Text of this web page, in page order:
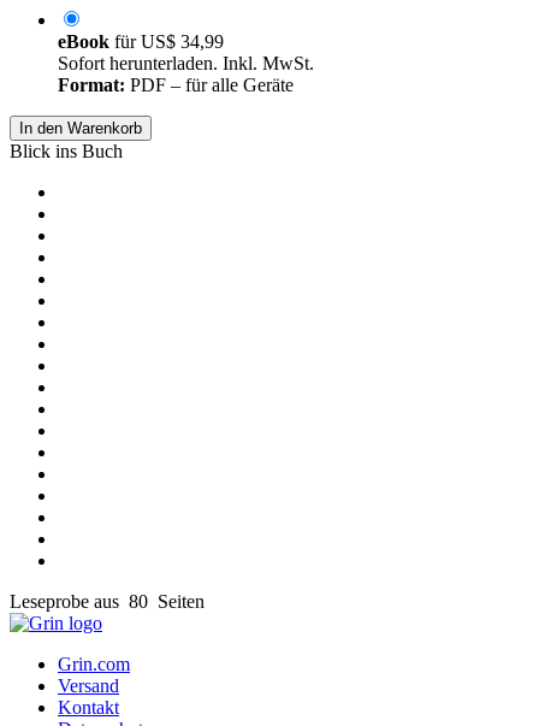
eBook fürUS$ 34,99
Sofort herunterladen. Inkl. MwSt.
Format: PDF – für alle Geräte
In den Warenkorb
Blick ins Buch